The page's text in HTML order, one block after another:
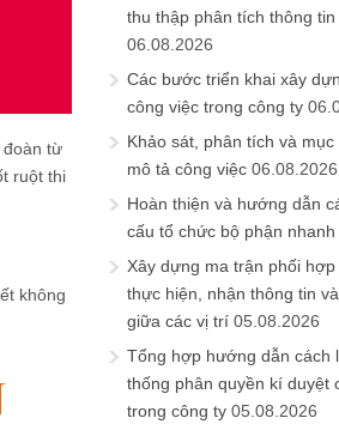
đoàn từ
ruột thi
không
thu thập phân tích thông
06.08.2026
Các bước triển khai xây
công việc trong công ty
Khảo sát, phân tích và
mô tả công việc 06.08.2026
Hoàn thiện và hướng dẫn
cấu tổ chức bộ phận nhanh
Xây dựng ma trận phối hợp
thực hiện, nhận thông tin
giữa các vị trí 05.08.2026
Tổng hợp hướng dẫn cách
thống phân quyền kí duyệt
trong công ty 05.08.2026